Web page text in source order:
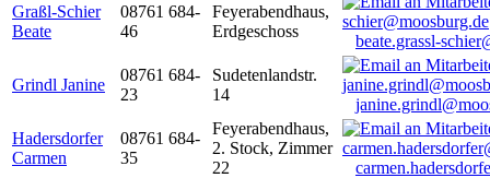
Graßl-Schier
Beate
08761 684-
46
Feyerabendhaus,
Erdgeschoss
beate.grassl-
Grindl Janine
08761 684-
23
Sudetenlandstr.
14
Hadersdorfer
Carmen
08761 684-
35
Feyerabendhaus,
2. Stock, Zimmer
22